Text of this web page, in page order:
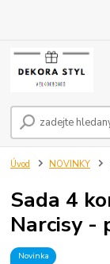
Úvod NOVINKY
Sada 4
Narcisy -
Novinka